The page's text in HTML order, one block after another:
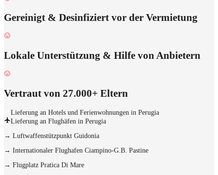
Gereinigt & Desinfiziert vor der Vermietung
Lokale Unterstützung & Hilfe von Anbietern
Vertraut von 27.000+ Eltern
Lieferung an Hotels und Ferienwohnungen in Perugia
Lieferung an Flughäfen in Perugia
→ Luftwaffenstützpunkt Guidonia
→ Internationaler Flughafen Ciampino-G.B. Pastine
→ Flugplatz Pratica Di Mare